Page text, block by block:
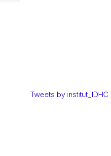
Tweets by institut_IDHC